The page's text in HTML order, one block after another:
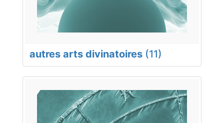
autres arts divinatoires (11)